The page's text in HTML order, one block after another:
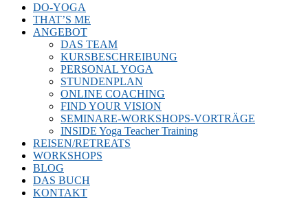
Zum
Inhalt
springen
DO-YOGA
THAT’S ME
ANGEBOT
DAS TEAM
KURSBESCHREIBUNG
PERSONAL YOGA
STUNDENPLAN
ONLINE COACHING
FIND YOUR VISION
SEMINARE-WORKSHOPS-VORTRÄGE
INSIDE Yoga Teacher Training
REISEN/RETREATS
WORKSHOPS
BLOG
DAS BUCH
KONTAKT